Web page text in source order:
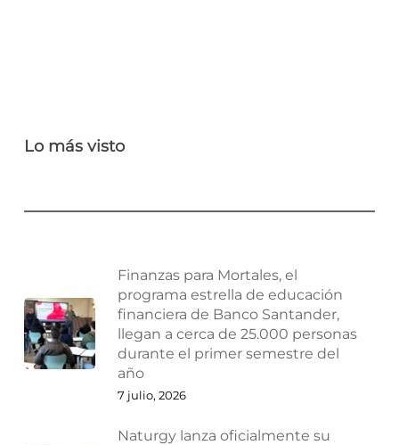
Lo más visto
Finanzas para Mortales, el
programa estrella de educación
financiera de Banco Santander,
llegan a cerca de 25.000 personas
durante el primer semestre del
año
7 julio, 2026
Naturgy lanza oficialmente su